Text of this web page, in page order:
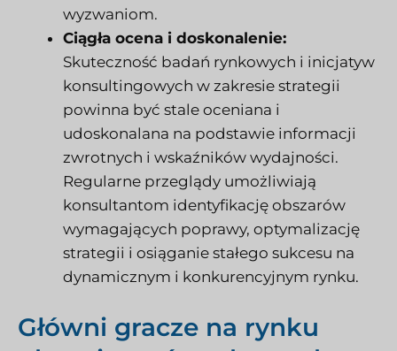
wyzwaniom.
Ciągła ocena i doskonalenie:
Skuteczność badań rynkowych i inicjatyw
konsultingowych w zakresie strategii
powinna być stale oceniana i
udoskonalana na podstawie informacji
zwrotnych i wskaźników wydajności.
Regularne przeglądy umożliwiają
konsultantom identyfikację obszarów
wymagających poprawy, optymalizację
strategii i osiąganie stałego sukcesu na
dynamicznym i konkurencyjnym rynku.
Główni gracze na rynku